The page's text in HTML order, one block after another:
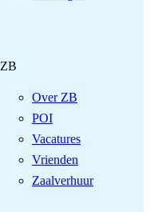
ZB
Over ZB
POI
Vacatures
Vrienden
Zaalverhuur